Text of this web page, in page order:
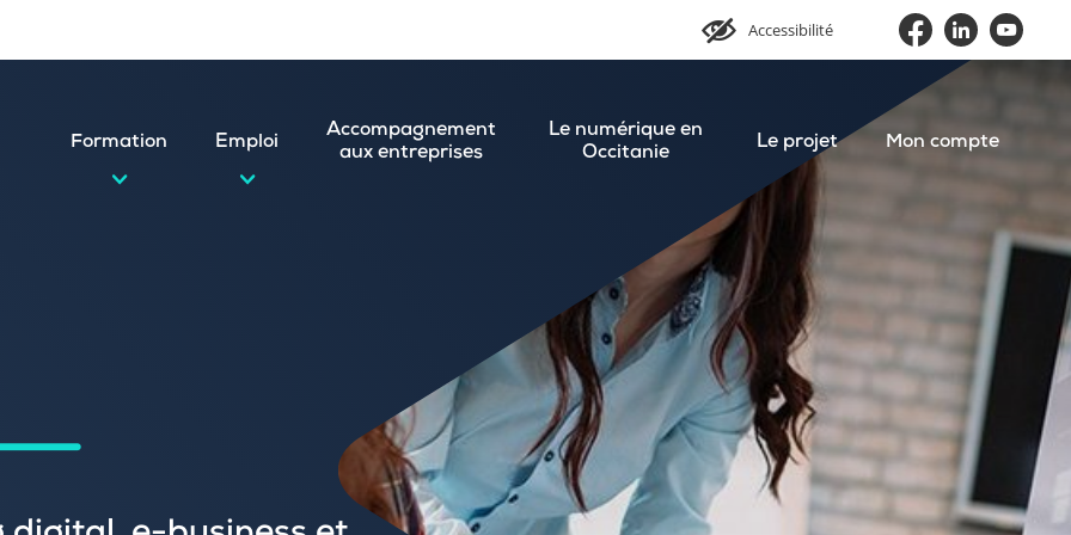
Accessibilité
Formation Emploi
et postuler en ligne
spontanée
Accompagnement
aux entreprises
Le numérique en
Occitanie
Le projet Mon compte